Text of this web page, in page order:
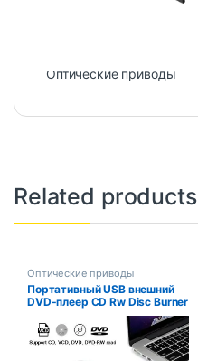
Оптические приводы
Related products
Оптические приводы
Портативный USB внешний
DVD-плеер CD Rw Disc Burner
Combo Drive Reader для
Windows 98/8/10 ноутбуков
PC CD-рекордер для
ноутбуков и настольных ПК